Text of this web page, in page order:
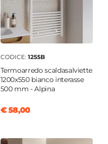
CODICE: 1255B
Termoarredo scaldasalviette
1200x550 bianco interasse
500 mm - Alpina
€ 58,00